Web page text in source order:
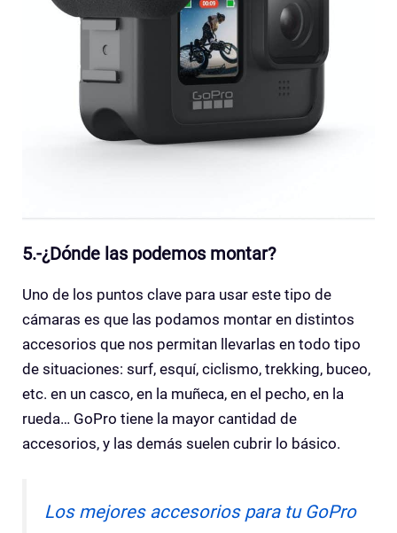
5.-¿Dónde las podemos montar?
Uno de los puntos clave para usar este tipo de
cámaras es que las podamos montar en distintos
accesorios que nos permitan llevarlas en todo tipo
de situaciones: surf, esquí, ciclismo, trekking, buceo,
etc. en un casco, en la muñeca, en el pecho, en la
rueda… GoPro tiene la mayor cantidad de
accesorios, y las demás suelen cubrir lo básico.
Los mejores accesorios para tu GoPro